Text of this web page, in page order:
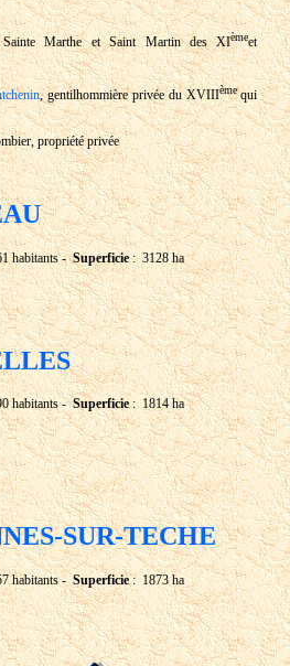
Sainte Marthe et Saint Martin des XIèmeet
, gentilhommière privée du XVIIIèmequi
propriété privée
habitants -Superficie: 3128 ha
habitants -Superficie : 1814 ha
SUR-TECHE
habitants -Superficie: 1873 ha